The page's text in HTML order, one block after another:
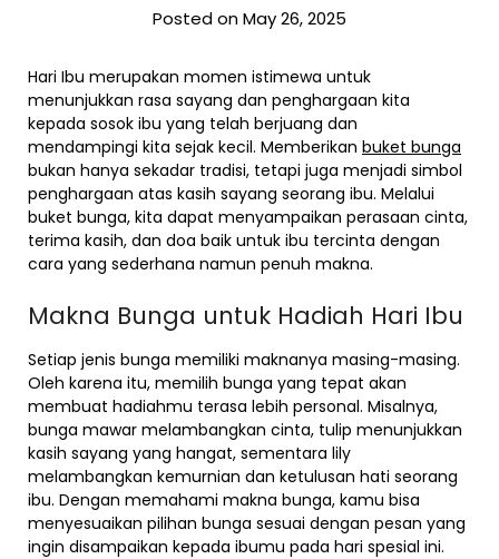
Posted on May 26, 2025
Hari Ibu merupakan momen istimewa untuk
menunjukkan rasa sayang dan penghargaan kita
kepada sosok ibu yang telah berjuang dan
mendampingi kita sejak kecil. Memberikan buket bunga
bukan hanya sekadar tradisi, tetapi juga menjadi simbol
penghargaan atas kasih sayang seorang ibu. Melalui
buket bunga, kita dapat menyampaikan perasaan cinta,
terima kasih, dan doa baik untuk ibu tercinta dengan
cara yang sederhana namun penuh makna.
Makna Bunga untuk Hadiah Hari Ibu
Setiap jenis bunga memiliki maknanya masing-masing.
Oleh karena itu, memilih bunga yang tepat akan
membuat hadiahmu terasa lebih personal. Misalnya,
bunga mawar melambangkan cinta, tulip menunjukkan
kasih sayang yang hangat, sementara lily
melambangkan kemurnian dan ketulusan hati seorang
ibu. Dengan memahami makna bunga, kamu bisa
menyesuaikan pilihan bunga sesuai dengan pesan yang
ingin disampaikan kepada ibumu pada hari spesial ini.